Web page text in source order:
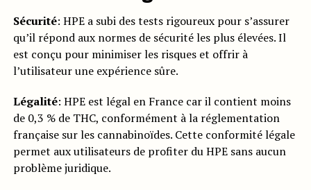
Sécurité: HPE a subi des tests rigoureux pour s’assurer
qu’il répond aux normes de sécurité les plus élevées. Il
est conçu pour minimiser les risques et offrir à
l’utilisateur une expérience sûre.
Légalité: HPE est légal en France car il contient moins
de 0,3 % de THC, conformément à la réglementation
française sur les cannabinoïdes. Cette conformité légale
permet aux utilisateurs de profiter du HPE sans aucun
problème juridique.